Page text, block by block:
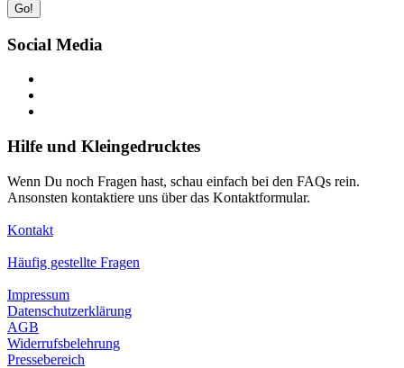
Go!
Social Media
Hilfe und Kleingedrucktes
Wenn Du noch Fragen hast, schau einfach bei den FAQs rein.
Ansonsten kontaktiere uns über das Kontaktformular.
Kontakt
Häufig gestellte Fragen
Impressum
Datenschutzerklärung
AGB
Widerrufsbelehrung
Pressebereich